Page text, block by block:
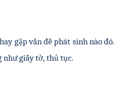
gặp vấn đề phát sinh nào đó.
giấy tờ, thủ tục.